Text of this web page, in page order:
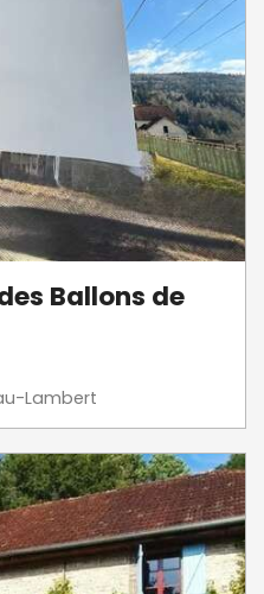
Ballons de
Lambert